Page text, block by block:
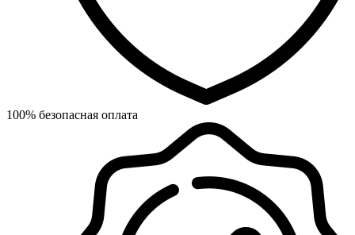
100% безопасная оплата